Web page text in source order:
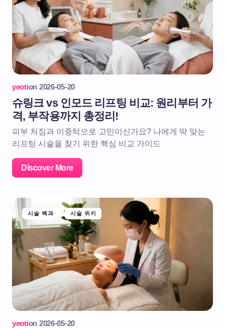
yeotion 2026-05-20
슈링크 vs 인모드 리프팅 비교: 원리부터 가
격, 부작용까지 총정리!
피부 처짐과 이중턱으로 고민이신가요? 나에게 딱 맞는
리프팅 시술을 찾기 위한 핵심 비교 가이드
Discover More
시술 백과 시술 위키
yeotion 2026-05-20